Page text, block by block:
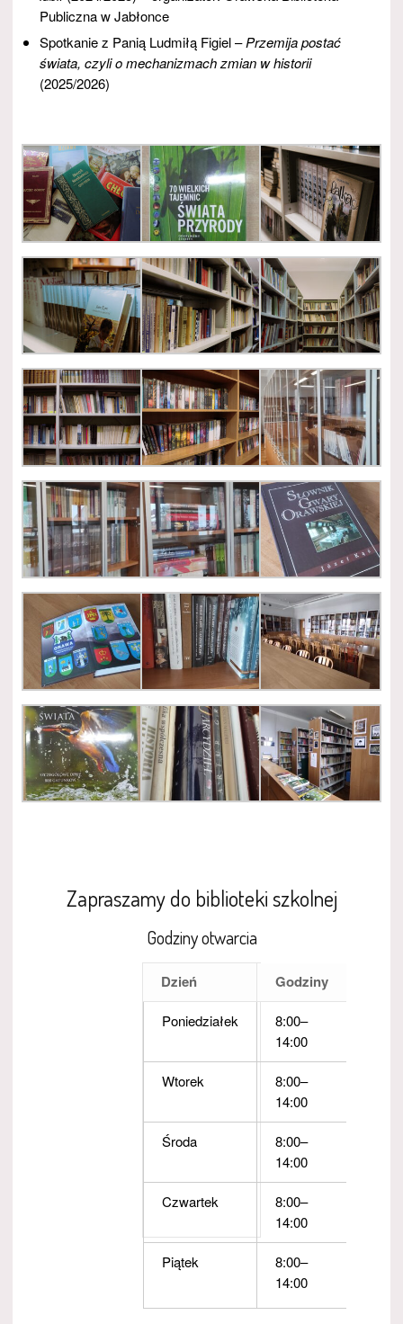
Publiczna w Jabłonce
Spotkanie z Panią Ludmiłą Figiel –Przemija postać
świata, czyli o mechanizmach zmian w historii
(2025/2026)
Zapraszamy do biblioteki szkolnej
Godziny otwarcia
Dzień Godziny
Poniedziałek
8:00–
14:00
Wtorek
8:00–
14:00
Środa
8:00–
14:00
Czwartek
8:00–
14:00
Piątek
8:00–
14:00